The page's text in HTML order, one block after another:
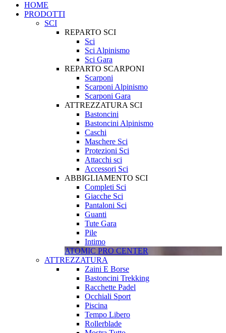
HOME
PRODOTTI
SCI
REPARTO SCI
Sci
Sci Alpinismo
Sci Gara
REPARTO SCARPONI
Scarponi
Scarponi Alpinismo
Scarponi Gara
ATTREZZATURA SCI
Bastoncini
Bastoncini Alpinismo
Caschi
Maschere Sci
Protezioni Sci
Attacchi sci
Accessori Sci
ABBIGLIAMENTO SCI
Completi Sci
Giacche Sci
Pantaloni Sci
Guanti
Tute Gara
Pile
Intimo
ATOMIC PRO CENTER
ATTREZZATURA
Zaini E Borse
Bastoncini Trekking
Racchette Padel
Occhiali Sport
Piscina
Tempo Libero
Rollerblade